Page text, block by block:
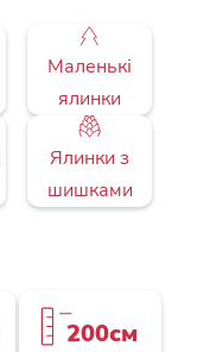
Маленькі
ялинки
Ялинки з
шишками
200см